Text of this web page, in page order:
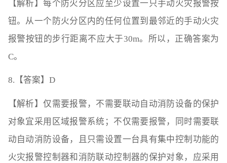
【解析】每个防火分区应至少设置一只手动火灾报警按
钮。从一个防火分区内的任何位置到最邻近的手动火灾
报警按钮的步行距离不应大于30m。所以，正确答案为
C。
8.【答案】D
【解析】仅需要报警，不需要联动自动消防设备的保护
对象宜采用区域报警系统；不仅需要报警，同时需要联
动自动消防设备，且只需设置一台具有集中控制功能的
火灾报警控制器和消防联动控制器的保护对象，应采用